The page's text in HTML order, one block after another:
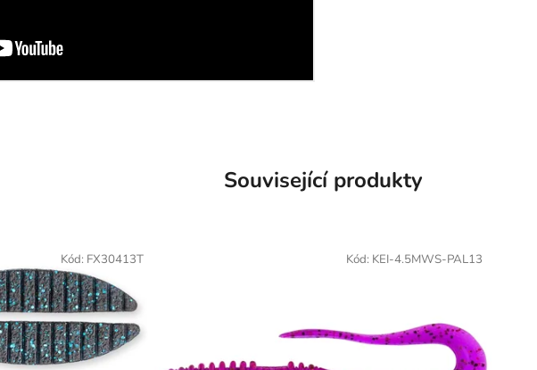
Související produkty
Kód: FX30413T Kód: KEI-4.5MWS-PAL13